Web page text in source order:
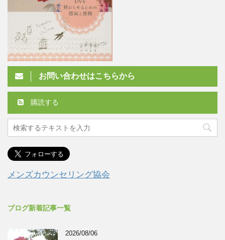
お問い合わせはこちらから
購読する
メンズカウンセリング協会
ブログ新着記事一覧
2026/08/06